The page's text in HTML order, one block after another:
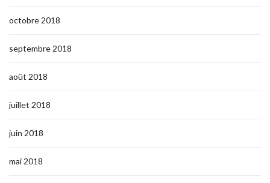
octobre 2018
septembre 2018
août 2018
juillet 2018
juin 2018
mai 2018